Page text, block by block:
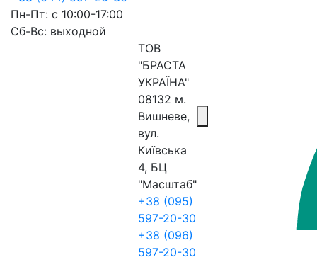
Пн-Пт: с 10:00-17:00
Сб-Вс: выходной
ТОВ
"БРАСТА
УКРАЇНА"
08132 м.
Вишневе,
вул.
Київська
4, БЦ
"Масштаб"
+38 (095)
597-20-30
+38 (096)
597-20-30